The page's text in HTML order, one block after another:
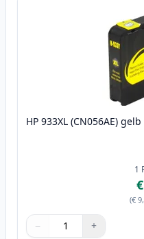
HP 933XL (CN056AE)
1
(€
Menge
Verwenden Sie die
− +
Menge 1